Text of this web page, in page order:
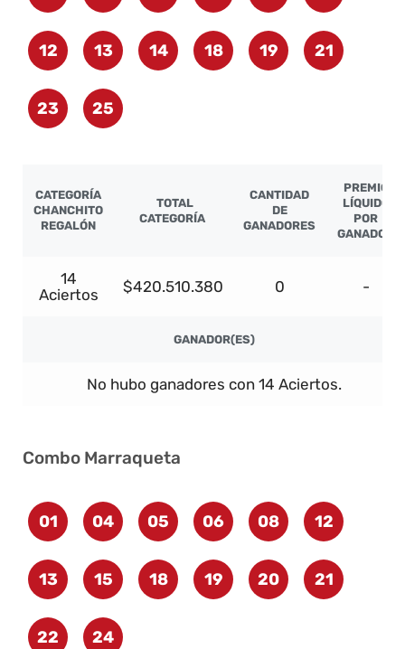
12 13 14 18 19 21
23 25
CATEGORÍA
CHANCHITO
REGALÓN
TOTAL
CATEGORÍA
CANTIDAD
DE
GANADORES
PREMIO
LÍQUIDO
POR
GANADOR
14
Aciertos
$420.510.380 0 -
GANADOR(ES)
No hubo ganadores con 14 Aciertos.
Combo Marraqueta
01 04 05 06 08 12
13 15 18 19 20 21
22 24